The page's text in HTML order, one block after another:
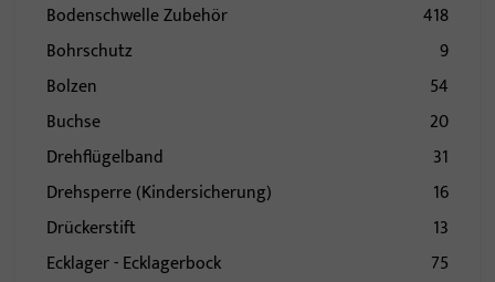
Bodenschwelle Zubehör
418
Bohrschutz
9
Bolzen
54
Buchse
20
Drehflügelband
31
Drehsperre (Kindersicherung)
16
Drückerstift
13
Ecklager - Ecklagerbock
75